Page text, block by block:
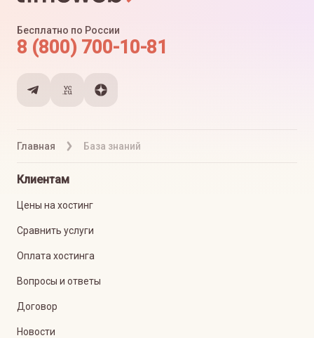
Главная База знаний
Бесплатно по России
8 (800) 700-10-81
Клиентам
Цены на хостинг
Сравнить услуги
Оплата хостинга
Вопросы и ответы
Договор
Новости